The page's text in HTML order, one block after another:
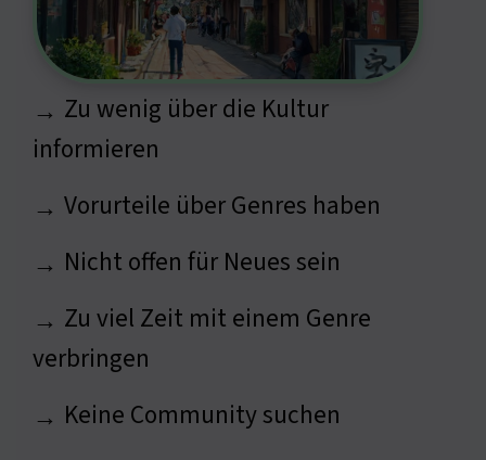
→ Zu wenig über die Kultur
informieren
→ Vorurteile über Genres haben
→ Nicht offen für Neues sein
→ Zu viel Zeit mit einem Genre
verbringen
→ Keine Community suchen